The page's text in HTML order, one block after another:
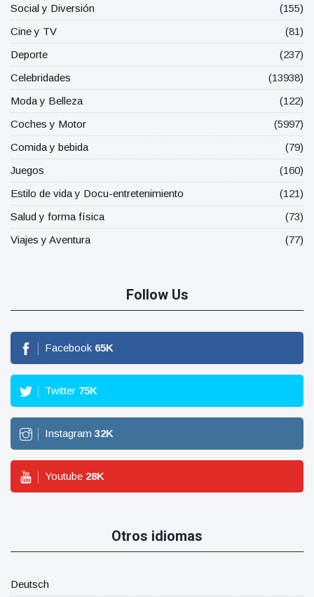
Social y Diversión
(155)
Cine y TV
(81)
Deporte
(237)
Celebridades
(13938)
Moda y Belleza
(122)
Coches y Motor
(5997)
Comida y bebida
(79)
Juegos
(160)
Estilo de vida y Docu-entretenimiento
(121)
Salud y forma física
(73)
Viajes y Aventura
(77)
Follow Us
Facebook 65K
Twitter 75K
Instagram 32K
Youtube 28K
Otros idiomas
Deutsch